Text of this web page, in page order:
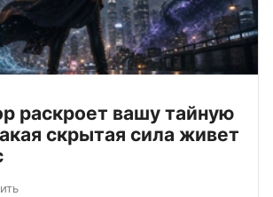
раскроет вашу тайную
скрытая сила живет